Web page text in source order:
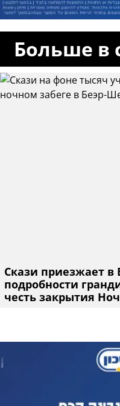
Больше в
Скази приезжает в
подробности
честь закрытия